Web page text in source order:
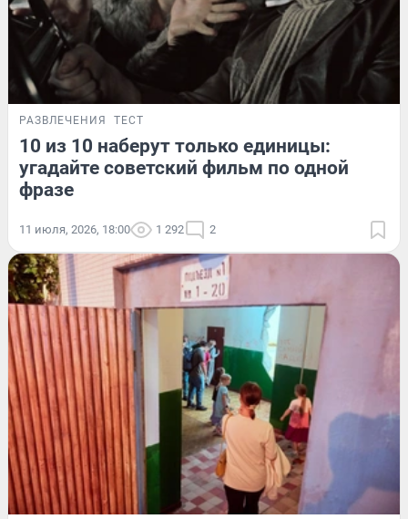
РАЗВЛЕЧЕНИЯ ТЕСТ
10 из 10 наберут только единицы:
угадайте советский фильм по одной
фразе
11 июля, 2026, 18:00 1 292 2